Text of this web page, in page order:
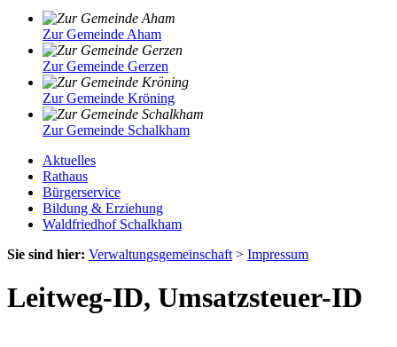
Zur Gemeinde Aham
Zur Gemeinde Gerzen
Zur Gemeinde Kröning
Zur Gemeinde Schalkham
Aktuelles
Rathaus
Bürgerservice
Bildung & Erziehung
Waldfriedhof Schalkham
Sie sind hier: Verwaltungsgemeinschaft > Impressum
Leitweg-ID, Umsatzsteuer-ID